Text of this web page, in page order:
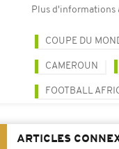
Plus d'informations
COUPE DU
CAMEROUN
FOOTBALL
ARTICLES